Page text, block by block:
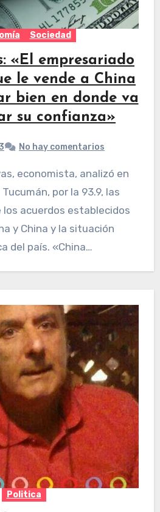
Sociedad
«El empresariado
le vende a China
bien en donde va
su confianza»
No hay comentarios
por la 93.9, las
los acuerdos establecidos
y China y la situación
del país. «China…
Politica